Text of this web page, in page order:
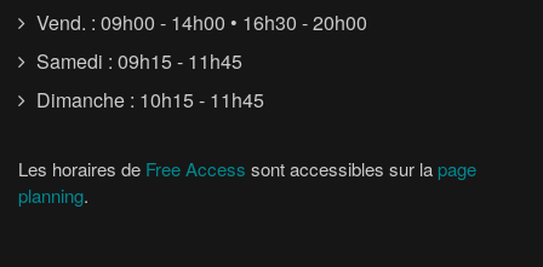
Vend. : 09h00 - 14h00 • 16h30 - 20h00
Samedi : 09h15 - 11h45
Dimanche : 10h15 - 11h45
Les horaires de Free Access sont accessibles sur la page
planning.